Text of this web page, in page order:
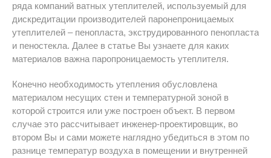
ряда компаний ватных утеплителей, используемый для
дискредитации производителей паронепроницаемых
утеплителей – пенопласта, экструдированного пенопласта
и пеностекла. Далее в статье Вы узнаете для каких
материалов важна паропроницаемость утеплителя.
Конечно необходимость утепления обусловлена
материалом несущих стен и температурной зоной в
которой строится или уже построен объект. В первом
случае это рассчитывает инженер-проектировщик, во
втором Вы и сами можете наглядно убедиться в этом по
разнице температур воздуха в помещении и внутренней